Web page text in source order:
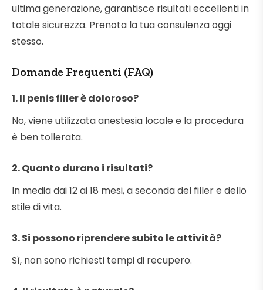
ultima generazione, garantisce risultati eccellenti in
totale sicurezza. Prenota la tua consulenza oggi
stesso.
Domande Frequenti (FAQ)
1. Il penis filler è doloroso?
No, viene utilizzata anestesia locale e la procedura
è ben tollerata.
2. Quanto durano i risultati?
In media dai 12 ai 18 mesi, a seconda del filler e dello
stile di vita.
3. Si possono riprendere subito le attività?
Sì, non sono richiesti tempi di recupero.